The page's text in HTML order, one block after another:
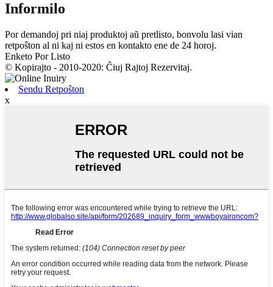
Informilo
Por demandoj pri niaj produktoj aŭ pretlisto, bonvolu lasi vian
retpoŝton al ni kaj ni estos en kontakto ene de 24 horoj.
Enketo Por Listo
© Kopirajto - 2010-2020: Ĉiuj Rajtoj Rezervitaj.
Sendu Retpoŝton
x